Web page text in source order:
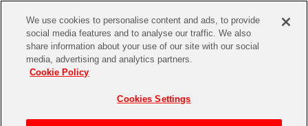
アイドル検索
We use cookies to personalise content and ads, to provide
social media features and to analyse our traffic. We also
share information about your use of our site with our social
media, advertising and analytics partners.
Cookie Policy
Cookies Settings